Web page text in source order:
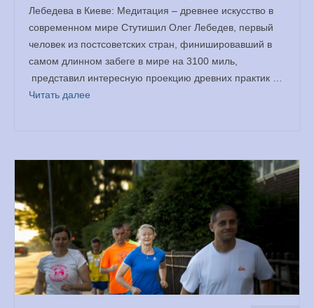
Лебедева в Киеве: Медитация – древнее искусство в
современном мире Стутишил Олег Лебедев, первый
человек из постсоветских стран, финишировавший в
самом длинном забеге в мире на 3100 миль,
представил интересную проекцию древних практик …
Читать далее